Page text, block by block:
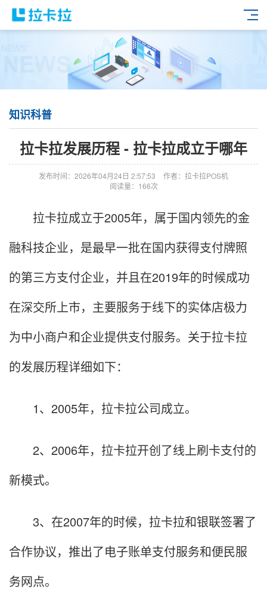
知识科普
拉卡拉发展历程 - 拉卡拉成立于哪年
发布时间：2026年04月24日 2:57:53
作者：拉卡拉POS机
阅读量：166次
拉卡拉成立于2005年，属于国内领先的金
融科技企业，是最早一批在国内获得支付牌照
的第三方支付企业，并且在2019年的时候成功
在深交所上市，主要服务于线下的实体店极力
为中小商户和企业提供支付服务。关于拉卡拉
的发展历程详细如下：
1、2005年，拉卡拉公司成立。
2、2006年，拉卡拉开创了线上刷卡支付的
新模式。
3、在2007年的时候，拉卡拉和银联签署了
合作协议，推出了电子账单支付服务和便民服
务网点。